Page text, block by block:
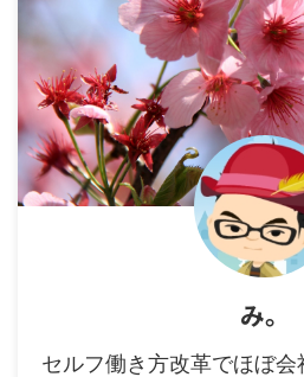
み。
セルフ働き方改革でほぼ会